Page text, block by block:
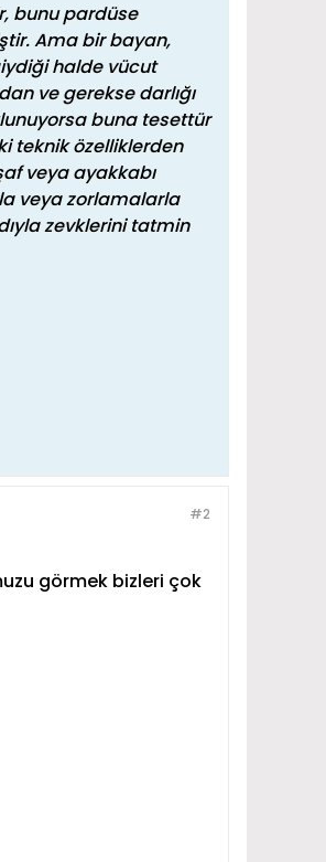
bunu pardüse
Ama bir bayan,
halde vücut
ve gerekse darlığı
buna tesettür
teknik özelliklerden
veya ayakkabı
veya zorlamalarla
zevklerini tatmin
#2
görmek bizleri çok